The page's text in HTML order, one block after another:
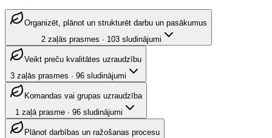
Organizēt, plānot un strukturēt darbu un pasākumus
2 zaļās prasmes · 103 sludinājumi
Veikt preču kvalitātes uzraudzību
3 zaļās prasmes · 96 sludinājumi
Komandas vai grupas uzraudzība
1 zaļā prasme· 96 sludinājumi
Plānot darbības un ražošanas procesu